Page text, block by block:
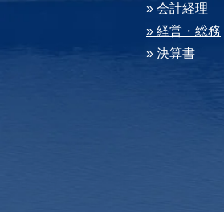
» 会計経理
» 経営・総務
» 決算書